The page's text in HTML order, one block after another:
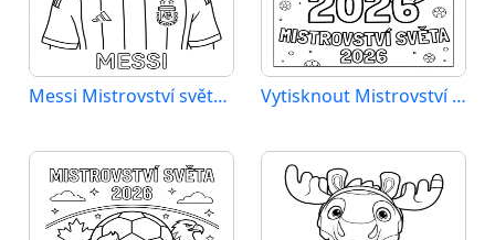
Messi Mistrovství světa 2026 Vytisknout Mistrovství světa 2026